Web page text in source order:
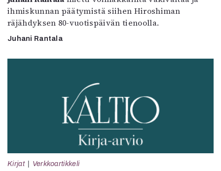
ihmiskunnan päätymistä siihen Hiroshiman
räjähdyksen 80-vuotispäivän tienoolla.
Juhani Rantala
Kirjat Verkkoartikkeli